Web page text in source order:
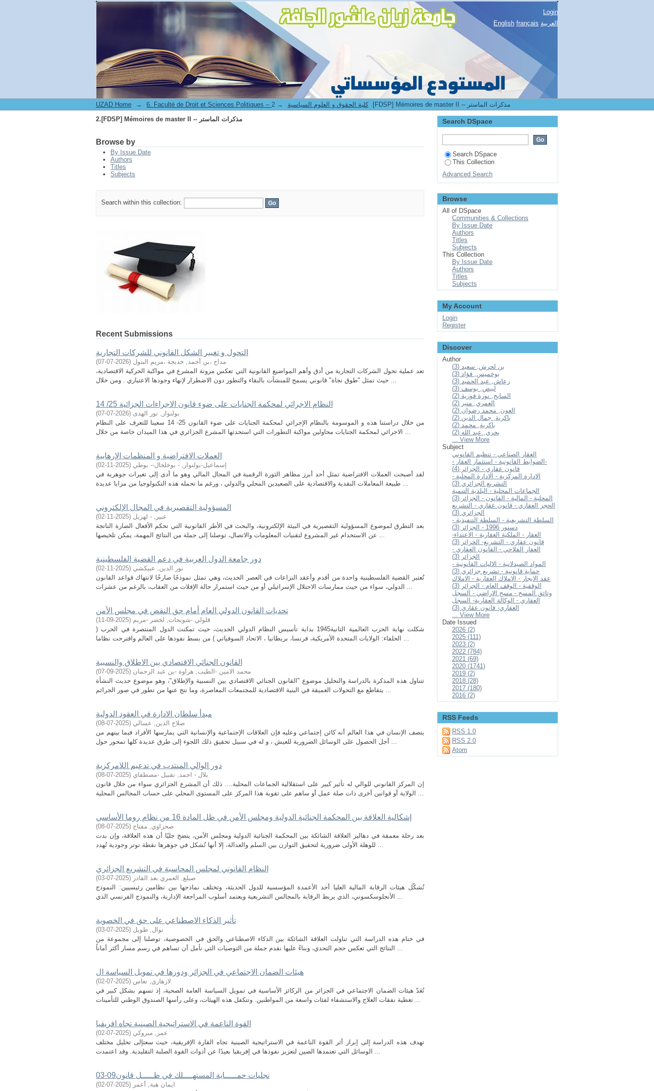
2.[FDSP] Mémoires de master II -- مذكرات الماستر
Login
English français العربية
UZAD Home → 6. Faculté de Droit et Sciences Politiques -- كلية الحقوق و العلوم السياسية →
2.[FDSP] Mémoires de master II -- مذكرات الماستر
2.[FDSP] Mémoires de master II -- مذكرات الماستر
Browse by
By Issue Date
Authors
Titles
Subjects
Search within this collection:
Recent Submissions
التحول و تغيير الشكل القانوني للشركات التجارية
مداح ،بن أحمد, خديجة ،مريم البتول (
2026-07-07
)
تعد عملية تحول الشركات التجارية من أدق وأهم المواضيع القانونية التي تعكس مرونة المشرع في مواكبة الحركية الاقتصادية،
حيث تمثل "طوق نجاة" قانوني يسمح للمنشآت بالبقاء والتطور دون الاضطرار لإنهاء وجودها الاعتباري . ومن خلال ...
النظام الاجرائي لمحكمة الجنايات على ضوء قانون الاجراءات الجزائية 25/ 14
بولنوار, نور الهدى (
2026-07-07
)
من خلال دراستنا هذه و الموسومة بالنظام الإجرائي لمحكمة الجنايات على ضوء القانون 25- 14 سعينا للتعرف على النظام
الاجرائي لمحكمة الجنايات محاولين مواكبة التطورات التي استحدثها المشرع الجزائري في هذا الميدان خاصة من خلال ...
العملات الافتراضية و المنظمات الإرهابية
إسماعيل-بولنوار, - بوخلخال-- بوطي (
2025-11-02
)
لقد أصبحت العملات الافتراضية تمثل أحد أبرز مظاهر الثورة الرقمية في المجال المالي وهو ما أدى إلى تغيرات جوهرية في
طبيعة المعاملات النقدية والاقتصادية على الصعيدين المحلي والدولي ، ورغم ما تحمله هذه التكنولوجيا من مزايا عديدة ...
المسؤولية التقصيرية في المجال الإلكتروني
عبير, - لهزيل (
2025-11-02
)
بعد التطرق لموضوع المسؤولية التقصيرية في البيئة الإلكترونية، والبحث في الأطر القانونية التي تحكم الأفعال الضارة الناتجة
عن الاستخدام غير المشروع لتقنيات المعلومات والاتصال، توصلنا إلى جملة من النتائج المهمة، يمكن تلخيصها ...
دور جامعة الدول العربية في دعم القضية الفلسطينية
نور الدين, عبيكشي (
2025-11-02
)
تُعتبر القضية الفلسطينية واحدة من أقدم وأعقد النزاعات في العصر الحديث، وهي تمثل نموذجًا صارخًا لانتهاك قواعد القانون
الدولي، سواء من حيث ممارسات الاحتلال الإسرائيلي أو من حيث استمرار حالة الإفلات من العقاب، بالرغم من عشرات ...
تحديات القانون الدولي العام أمام حق النقض في مجلس الأمن
قلولي -شويحات, لخضر -مريم (
2025-09-11
)
شكلت نهاية الحرب العالمية الثانية1945 بداية تأسيس النظام الدولي الحديث، حيث تمكنت الدول المنتصرة في الحرب (
الحلفاء: الولايات المتحدة الأمريكية، فرنسا، بريطانيا ، الاتحاد السوفياتي ) من بسط نفوذها على العالم واقترحت نظاما ...
القانون الجنائي الاقتصادي بين الاطلاق والنسبية
محمد الامين -الطيب, هراوة -بن عبد الرحمان (
2025-09-07
)
تتناول هذه المذكرة بالدراسة والتحليل موضوع "القانون الجنائي الاقتصادي بين النسبية والإطلاق"، وهو موضوع حديث النشأة
يتقاطع مع التحولات العميقة في البنية الاقتصادية للمجتمعات المعاصرة، وما نتج عنها من تطور في صور الجرائم ...
مبدأ سلطان الادارة في العقود الدولية
صلاح الدين, عسالي (
2025-07-08
)
يتصف الإنسان في هذا العالم أنه كائن إجتماعي وعليه فإن العلاقات الإجتماعية والإنسانية التي يمارسها الأفراد فيما بينهم من
أجل الحصول على الوسائل الضرورية للعيش ، و له في سبيل تحقيق ذلك اللجوء إلى طرق عديدة كلها تمحور حول ...
دور الوالي المنتدب في تدعيم اللامركزية
بلال - احمد, نقبيل -مصطفاي (
2025-07-08
)
إن المركز القانوني للوالي له تأثير كبير على استقلالية الجماعات المحلية.... ذلك أن المشرع الجزائري سواء من خلال قانون
الولاية أو قوانين أخرى ذات صلة عمل أو ساهم على تقوية هذا المركز على المستوى المحلي على حساب المجالس المحلية ...
إشكالية العلاقة بين المحكمة الجنائية الدولية ومجلس الأمن في ظل المادة 16 من نظام روما الأساسي
صحراوي, مفتاح (
2025-07-08
)
بعد رحلة معمقة في دهاليز العلاقة الشائكة بين المحكمة الجنائية الدولية ومجلس الأمن، يتضح جليًا أن هذه العلاقة، وإن بدت
للوهلة الأولى ضرورية لتحقيق التوازن بين السلم والعدالة، إلا أنها تُشكل في جوهرها نقطة توتر وجودية تُهدد ...
النظام القانوني لمجلس المحاسبة في التشريع الجزائري
صيلع, العمري بعد القادر (
2025-07-03
)
تُشكّل هيئات الرقابة المالية العليا أحد الأعمدة المؤسسية للدول الحديثة، وتختلف نماذجها بين نظامين رئيسيين: النموذج
الأنجلوسكسوني، الذي يربط الرقابة بالمجالس التشريعية ويعتمد أسلوب المراجعة الإدارية، والنموذج الفرنسي الذي ...
تأثير الذكاء الاصطناعي على حق في الخصوية
نوال, طويل (
2025-07-03
)
في ختام هذه الدراسة التي تناولت العلاقة الشائكة بين الذكاء الاصطناعي والحق في الخصوصية، توصلنا إلى مجموعة من
النتائج التي تعكس حجم التحدي، وبناءً عليها نقدم جملة من التوصيات التي نأمل أن تساهم في رسم مسار أكثر أماناً ...
هيئات الضمان الاجتماعي في الجزائر ودورها في تمويل السياسة ال
لازهاري, نعاس (
2025-07-02
)
تُعَدّ هيئات الضمان الاجتماعي في الجزائر من الركائز الأساسية في تمويل السياسة العامة الصحية، إذ تسهم بشكل كبير في
تغطية نفقات العلاج والاستشفاء لفئات واسعة من المواطنين. وتتكفل هذه الهيئات، وعلى رأسها الصندوق الوطني للتأمينات ...
القوة الناعمة في الاستراتيجية الصينية تجاه افريقيا
عمر, مبروكي (
2025-07-02
)
تهدف هذه الدراسة إلى إبراز أثر القوة الناعمة في الاستراتيجية الصينية تجاه القارة الإفريقية، حيث سعتإلى تحليل مختلف
الوسائل التي تعتمدها الصين لتعزيز نفوذها في إفريقيا بعيدًا عن أدوات القوة الصلبة التقليدية. وقد اعتمدت ...
تجليات حمـــــاية المستهــــلك في ظـــــل قانون09-03
ايمان هبة, أعمر (
2025-07-02
)
Search DSpace
Search DSpace
This Collection
Advanced Search
Browse
All of DSpace
Communities & Collections
By Issue Date
Authors
Titles
Subjects
This Collection
By Issue Date
Authors
Titles
Subjects
My Account
Login
Register
Discover
Author
بن لحرش, سعيد (3)
بوخميس, فؤاد (3)
رعاش, عبد الحميد (3)
لبيض, يوسف (3)
السايح, نورة فوزية (2)
العمري, منير (2)
العون, محمد رضوان (2)
باكرية, جمال الدين (2)
باكرية, محمد (2)
بحري, عبد الله (2)
... View More
Subject
العقار الصناعي - تنظيم القانوني
-الضوابط القانونية - استثمار العقار -
قانون عقاري - الجزائر (4)
الادارة المركزية - الادارة المحلية -
التشريع الجزائري (3)
الجماعات المحلية - البلدية التنمية
المحلية - المالية - القانون - الجزائر (3)
الحجز العقاري - قانون عقاري - التشريع
الجزائري (3)
السلطة التشريعية - السلطة التنفيذية -
دستور 1996 - الجزائر (3)
العقار - الملكية العقارية - الاعتداء-
قانون عقاري - التشريع- الحزائر (3)
العقار الفلاحي - القانون العقاري -
الجزائر (3)
المواد الصيدلانية - الاليات القانونية -
حماية قانونية - تشريع جزائري (3)
عقد الايجار - الاملاك العقارية - الاملاك
الوقفية - الوقف العام - الجزائر (3)
وثائق المسح - مسح الاراضي - السجل
العقاري - الوكالة العقارية- السجل
العقاري- قانون عقاري (3)
... View More
Date Issued
2026 (2)
2025 (111)
2023 (2)
2022 (784)
2021 (69)
2020 (1741)
2019 (2)
2018 (28)
2017 (180)
2016 (2)
RSS Feeds
RSS 1.0
RSS 2.0
Atom